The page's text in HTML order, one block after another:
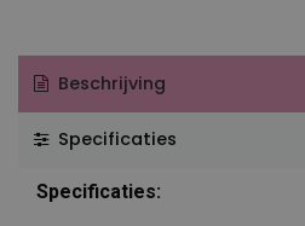
Beschrijving
Specificaties
Specificaties: